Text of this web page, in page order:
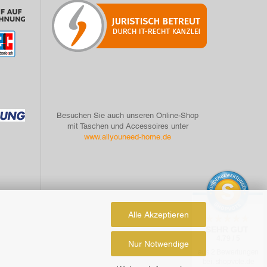
Alle Akzeptieren
Nur Notwendige
Besuchen Sie auch unseren Online-Shop
mit Taschen und Accessoires unter
www.allyouneed-home.de
SEHR GUT